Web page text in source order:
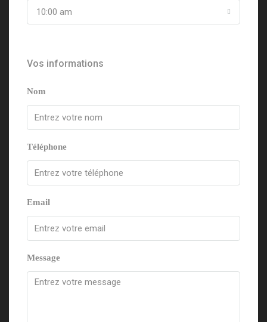
10:00 am
Vos informations
Nom
Téléphone
Email
Message